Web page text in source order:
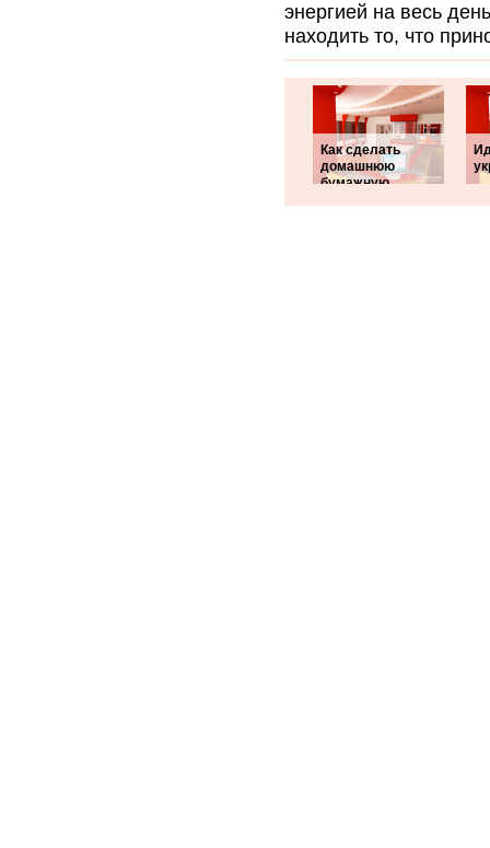
энергией на весь
находить то, что
Как сделать
домашнюю
бумажную